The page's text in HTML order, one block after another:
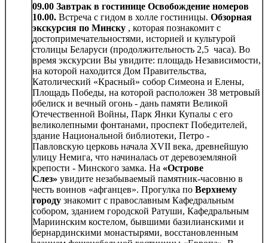
09.00 Завтрак в гостинице Освобождение номеров
10.00. Встреча с гидом в холле гостиницы. Обзорная
экскурсия по Минску , которая познакомит с
достопримечательностями, историей и культурой
столицы Беларуси (продолжительность 2,5 часа). Во
время экскурсии Вы увидите: площадь Независимости,
на которой находится Дом Правительства,
Католический «Красный» собор Симеона и Елены,
Площадь Победы, на которой расположен 38 метровый
обелиск и вечный огонь - дань памяти Великой
Отечественной Войны, Парк Янки Купалы с его
великолепными фонтанами, проспект Победителей,
здание Национальной библиотеки, Петро -
Павловскую церковь начала ХVII века, древнейшую
улицу Немига, что начиналась от деревоземляной
крепости - Минского замка. На «Острове
Слез» увидите незабываемый памятник-часовню в
честь воинов «афганцев». Прогулка по Верхнему
городу знакомит с православным Кафедральным
собором, зданием городской Ратуши, Кафедральным
Мариинским костелом, бывшими базилианскими и
бернардинскими монастырями, восстановленным